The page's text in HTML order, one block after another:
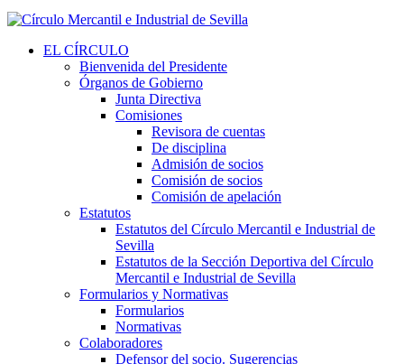
EL CÍRCULO
Bienvenida del Presidente
Órganos de Gobierno
Junta Directiva
Comisiones
Revisora de cuentas
De disciplina
Admisión de socios
Comisión de socios
Comisión de apelación
Estatutos
Estatutos del Círculo Mercantil e Industrial de
Sevilla
Estatutos de la Sección Deportiva del Círculo
Mercantil e Industrial de Sevilla
Formularios y Normativas
Formularios
Normativas
Colaboradores
Defensor del socio. Sugerencias